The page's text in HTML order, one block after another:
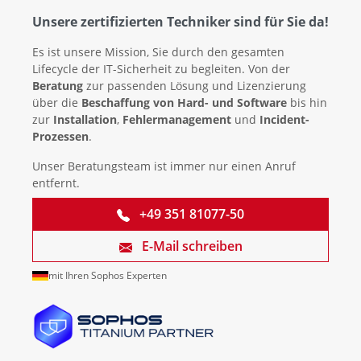
Unsere zertifizierten Techniker sind für Sie da!
Es ist unsere Mission, Sie durch den gesamten
Lifecycle der IT-Sicherheit zu begleiten. Von der
Beratung zur passenden Lösung und Lizenzierung
über die Beschaffung von Hard- und Software bis hin
zur Installation, Fehlermanagement und Incident-
Prozessen.
Unser Beratungsteam ist immer nur einen Anruf
entfernt.
+49 351 81077-50
E-Mail schreiben
mit Ihren Sophos Experten